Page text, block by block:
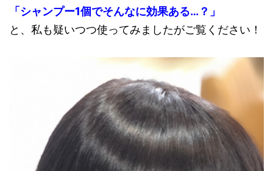
「シャンプー1個でそんなに効果ある…？」
と、私も疑いつつ使ってみましたがご覧ください！